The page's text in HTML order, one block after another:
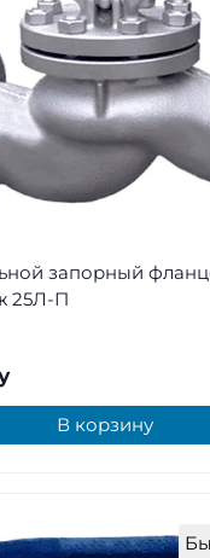
запорный
25Л-П
В корзину